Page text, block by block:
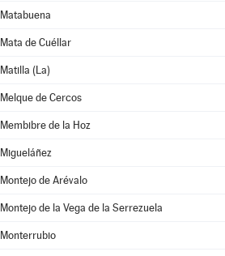
Matabuena
Mata de Cuéllar
Matilla (La)
Melque de Cercos
Membibre de la Hoz
Migueláñez
Montejo de Arévalo
Montejo de la Vega de la Serrezuela
Monterrubio